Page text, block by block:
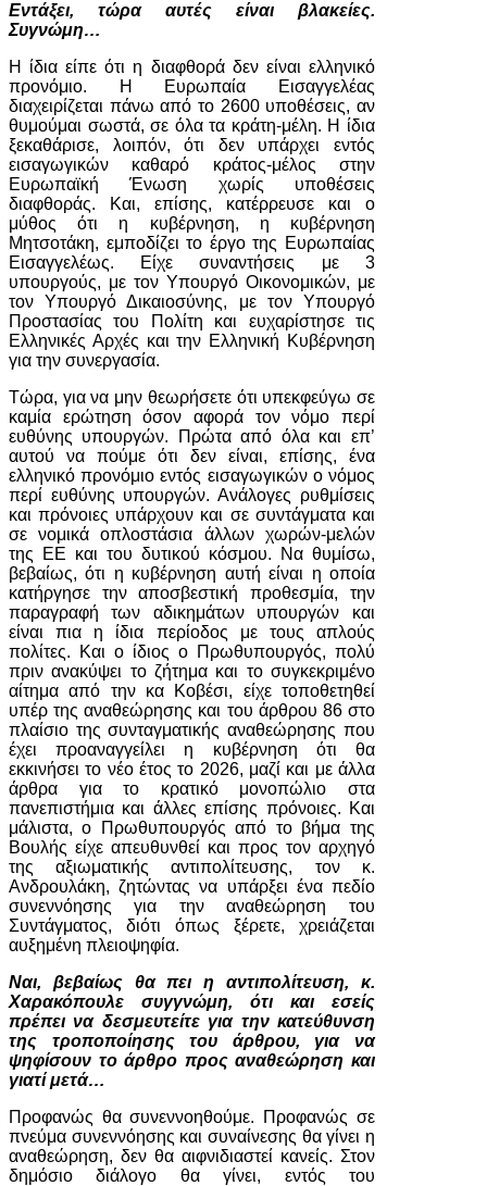
Εντάξει, τώρα αυτές είναι βλακείες.
Συγνώμη…
Η ίδια είπε ότι η διαφθορά δεν είναι ελληνικό
προνόμιο. Η Ευρωπαία Εισαγγελέας
διαχειρίζεται πάνω από το 2600 υποθέσεις, αν
θυμούμαι σωστά, σε όλα τα κράτη-μέλη. Η ίδια
ξεκαθάρισε, λοιπόν, ότι δεν υπάρχει εντός
εισαγωγικών καθαρό κράτος-μέλος στην
Ευρωπαϊκή Ένωση χωρίς υποθέσεις
διαφθοράς. Και, επίσης, κατέρρευσε και ο
μύθος ότι η κυβέρνηση, η κυβέρνηση
Μητσοτάκη, εμποδίζει το έργο της Ευρωπαίας
Εισαγγελέως. Είχε συναντήσεις με 3
υπουργούς, με τον Υπουργό Οικονομικών, με
τον Υπουργό Δικαιοσύνης, με τον Υπουργό
Προστασίας του Πολίτη και ευχαρίστησε τις
Ελληνικές Αρχές και την Ελληνική Κυβέρνηση
για την συνεργασία.
Τώρα, για να μην θεωρήσετε ότι υπεκφεύγω σε
καμία ερώτηση όσον αφορά τον νόμο περί
ευθύνης υπουργών. Πρώτα από όλα και επ’
αυτού να πούμε ότι δεν είναι, επίσης, ένα
ελληνικό προνόμιο εντός εισαγωγικών ο νόμος
περί ευθύνης υπουργών. Ανάλογες ρυθμίσεις
και πρόνοιες υπάρχουν και σε συντάγματα και
σε νομικά οπλοστάσια άλλων χωρών-μελών
της ΕΕ και του δυτικού κόσμου. Να θυμίσω,
βεβαίως, ότι η κυβέρνηση αυτή είναι η οποία
κατήργησε την αποσβεστική προθεσμία, την
παραγραφή των αδικημάτων υπουργών και
είναι πια η ίδια περίοδος με τους απλούς
πολίτες. Και ο ίδιος ο Πρωθυπουργός, πολύ
πριν ανακύψει το ζήτημα και το συγκεκριμένο
αίτημα από την κα Κοβέσι, είχε τοποθετηθεί
υπέρ της αναθεώρησης και του άρθρου 86 στο
πλαίσιο της συνταγματικής αναθεώρησης που
έχει προαναγγείλει η κυβέρνηση ότι θα
εκκινήσει το νέο έτος το 2026, μαζί και με άλλα
άρθρα για το κρατικό μονοπώλιο στα
πανεπιστήμια και άλλες επίσης πρόνοιες. Και
μάλιστα, ο Πρωθυπουργός από το βήμα της
Βουλής είχε απευθυνθεί και προς τον αρχηγό
της αξιωματικής αντιπολίτευσης, τον κ.
Ανδρουλάκη, ζητώντας να υπάρξει ένα πεδίο
συνεννόησης για την αναθεώρηση του
Συντάγματος, διότι όπως ξέρετε, χρειάζεται
αυξημένη πλειοψηφία.
Ναι, βεβαίως θα πει η αντιπολίτευση, κ.
Χαρακόπουλε συγγνώμη, ότι και εσείς
πρέπει να δεσμευτείτε για την κατεύθυνση
της τροποποίησης του άρθρου, για να
ψηφίσουν το άρθρο προς αναθεώρηση και
γιατί μετά…
Προφανώς θα συνεννοηθούμε. Προφανώς σε
πνεύμα συνεννόησης και συναίνεσης θα γίνει η
αναθεώρηση, δεν θα αιφνιδιαστεί κανείς. Στον
δημόσιο διάλογο θα γίνει, εντός του